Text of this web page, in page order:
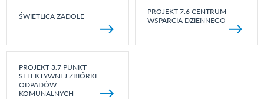
ŚWIETLICA ZADOLE
PROJEKT 7.6 CENTRUM
WSPARCIA DZIENNEGO
PROJEKT 3.7 PUNKT
SELEKTYWNEJ ZBIÓRKI
ODPADÓW
KOMUNALNYCH